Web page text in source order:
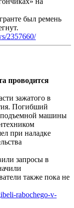
был ремень
2357660/
проводится
зажатого в
Погибший
машины
при наладке
запросы в
также пока не
rabochego-v-